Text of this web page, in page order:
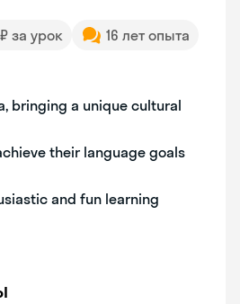
за урок
16 лет опыта
bringing a unique cultural
their language goals
and fun learning